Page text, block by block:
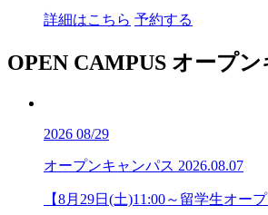
詳細はこちら 予約する
OPEN CAMPUS オープン
2026 08/29
オープンキャンパス 2026.08.07
【8月29日(土)11:00～留学生オー